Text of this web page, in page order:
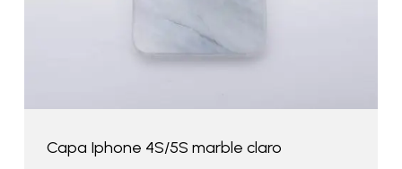
Capa Iphone 4S/5S marble claro